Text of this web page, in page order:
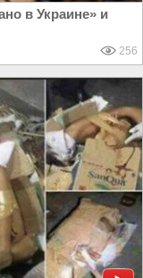
в Украине» и
256